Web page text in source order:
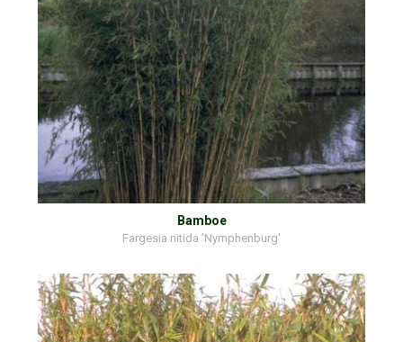
Bamboe
Fargesia nitida 'Nymphenburg'